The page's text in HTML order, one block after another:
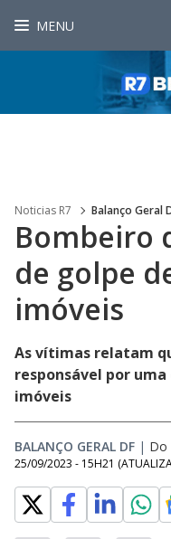
MENU
Noticias R7 Balanço Geral
Bombeiro
de golpe
imóveis
As vítimas relatam
responsável por
imóveis
BALANÇO GERAL DF | Do
25/09/2023 - 15H21